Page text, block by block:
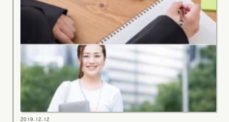
2019.12.12